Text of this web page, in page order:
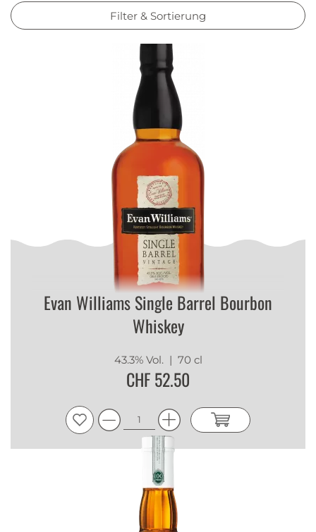
Filter & Sortierung
Evan Williams Single Barrel Bourbon
Whiskey
43.3% Vol. | 70 cl
CHF 52.50